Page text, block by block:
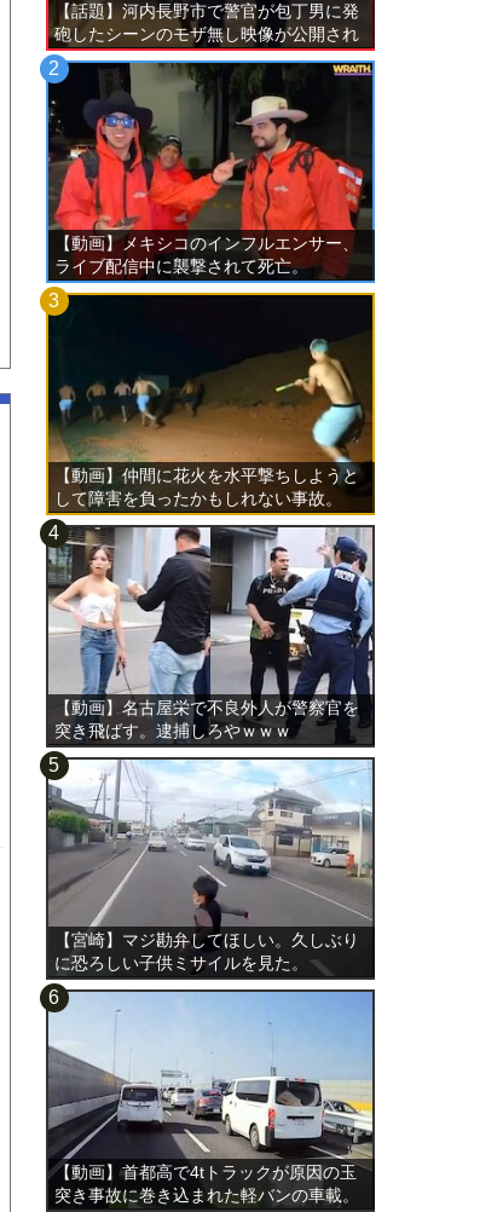
【話題】河内長野市で警官が包丁男に発
砲したシーンのモザ無し映像が公開され
る。
【動画】メキシコのインフルエンサー、
ライブ配信中に襲撃されて死亡。
【動画】仲間に花火を水平撃ちしようと
して障害を負ったかもしれない事故。
【動画】名古屋栄で不良外人が警察官を
突き飛ばす。逮捕しろやｗｗｗ
【宮崎】マジ勘弁してほしい。久しぶり
に恐ろしい子供ミサイルを見た。
【動画】首都高で4tトラックが原因の玉
突き事故に巻き込まれた軽バンの車載。